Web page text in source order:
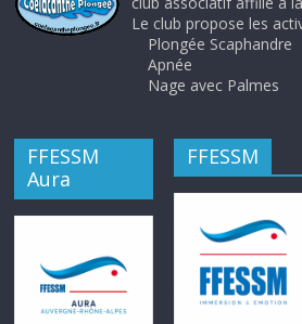
Le club propose les
Plongée Scaphandre
Apnée
Nage avec Palmes
FFESSM
Aura
FFESSM